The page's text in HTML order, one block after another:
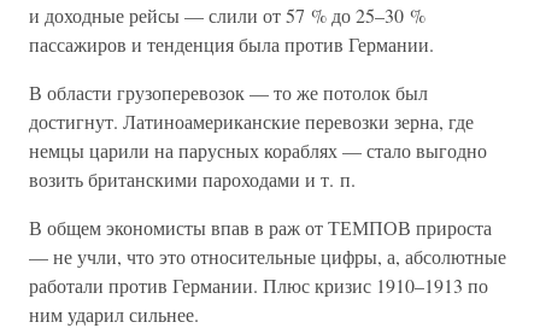
и доходные рейсы — слили от 57 % до 25–30 %
пассажиров и тенденция была против Германии.
В области грузоперевозок — то же потолок был
достигнут. Латиноамериканские перевозки зерна, где
немцы царили на парусных кораблях — стало выгодно
возить британскими пароходами и т. п.
В общем экономисты впав в раж от ТЕМПОВ прироста
— не учли, что это относительные цифры, а, абсолютные
работали против Германии. Плюс кризис 1910–1913 по
ним ударил сильнее.